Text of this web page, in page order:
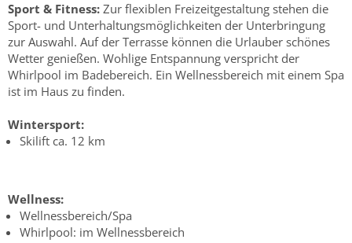
Sport & Fitness: Zur flexiblen Freizeitgestaltung stehen die
Sport- und Unterhaltungsmöglichkeiten der Unterbringung
zur Auswahl. Auf der Terrasse können die Urlauber schönes
Wetter genießen. Wohlige Entspannung verspricht der
Whirlpool im Badebereich. Ein Wellnessbereich mit einem Spa
ist im Haus zu finden.
Wintersport:
Skilift ca. 12 km
Wellness:
Wellnessbereich/Spa
Whirlpool: im Wellnessbereich